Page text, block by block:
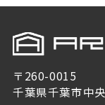
〒260-0015
千葉県千葉市中